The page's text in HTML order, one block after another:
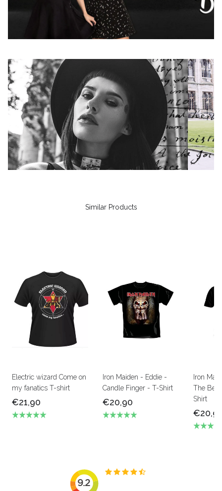
Similar Products
Electric wizard Come on
my fanatics T-shirt
€21,90
Iron Maiden - Eddie -
Candle Finger - T-Shirt
€20,90
Iron
The
Shirt